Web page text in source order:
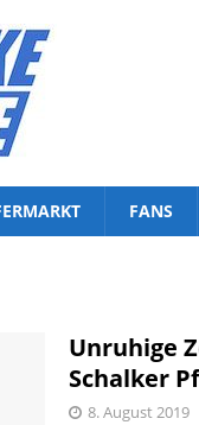
FANS
Unruhige
Schalker
8. August 2019